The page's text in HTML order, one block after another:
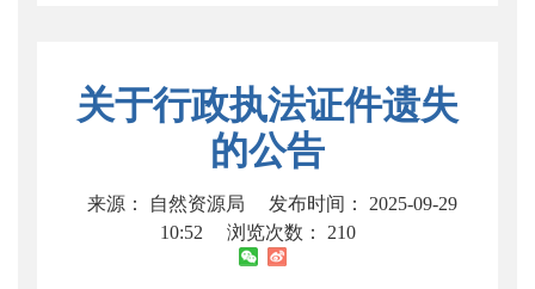
关于行政执法证件遗失
的公告
来源： 自然资源局
发布时间： 2025-09-29
10:52
浏览次数： 210